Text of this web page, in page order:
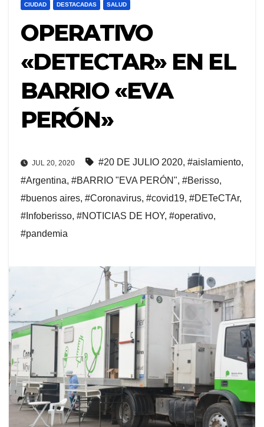
CIUDAD DESTACADAS SALUD
OPERATIVO
«DETECTAR» EN EL
BARRIO «EVA
PERÓN»
JUL 20, 2020 #20 DE JULIO 2020, #aislamiento,
#Argentina, #BARRIO "EVA PERÓN", #Berisso,
#buenos aires, #Coronavirus, #covid19, #DETeCTAr,
#Infoberisso, #NOTICIAS DE HOY, #operativo,
#pandemia